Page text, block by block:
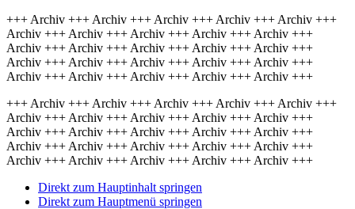
+++ Archiv +++ Archiv +++ Archiv +++ Archiv +++ Archiv +++
Archiv +++ Archiv +++ Archiv +++ Archiv +++ Archiv +++
Archiv +++ Archiv +++ Archiv +++ Archiv +++ Archiv +++
Archiv +++ Archiv +++ Archiv +++ Archiv +++ Archiv +++
Archiv +++ Archiv +++ Archiv +++ Archiv +++ Archiv +++
+++ Archiv +++ Archiv +++ Archiv +++ Archiv +++ Archiv +++
Archiv +++ Archiv +++ Archiv +++ Archiv +++ Archiv +++
Archiv +++ Archiv +++ Archiv +++ Archiv +++ Archiv +++
Archiv +++ Archiv +++ Archiv +++ Archiv +++ Archiv +++
Archiv +++ Archiv +++ Archiv +++ Archiv +++ Archiv +++
Direkt zum Hauptinhalt springen
Direkt zum Hauptmenü springen